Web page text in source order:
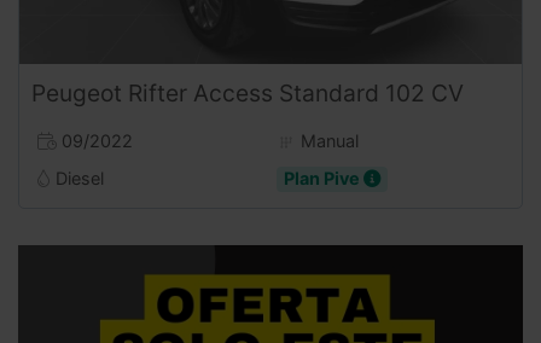
Peugeot Rifter Access Standard 102 CV
09/2022
Manual
Diesel
Plan Pive